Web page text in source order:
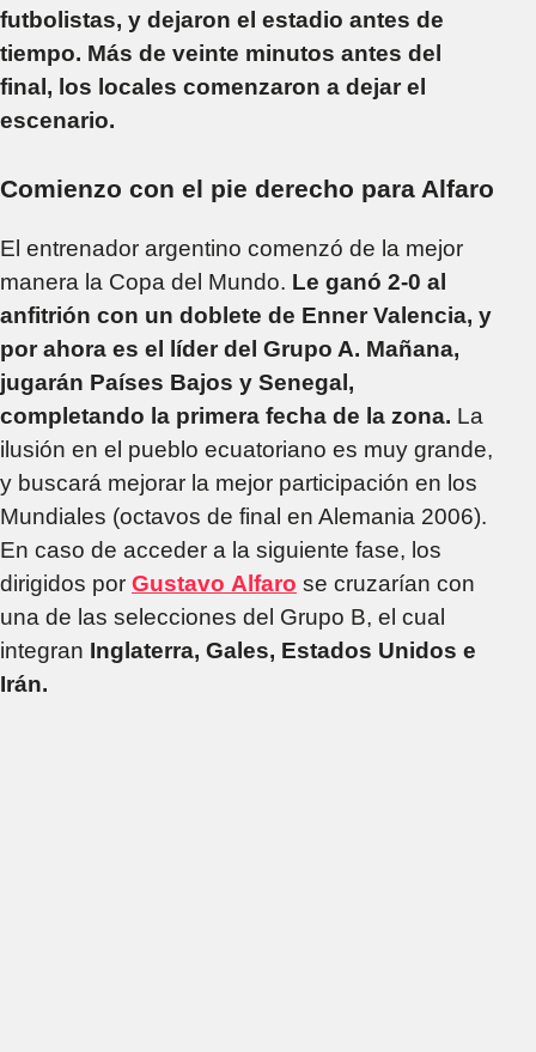
futbolistas, y dejaron el estadio antes de
tiempo. Más de veinte minutos antes del
final, los locales comenzaron a dejar el
escenario.
Comienzo con el pie derecho para Alfaro
El entrenador argentino comenzó de la mejor
manera la Copa del Mundo. Le ganó 2-0 al
anfitrión con un doblete de Enner Valencia, y
por ahora es el líder del Grupo A. Mañana,
jugarán Países Bajos y Senegal,
completando la primera fecha de la zona. La
ilusión en el pueblo ecuatoriano es muy grande,
y buscará mejorar la mejor participación en los
Mundiales (octavos de final en Alemania 2006).
En caso de acceder a la siguiente fase, los
dirigidos por Gustavo Alfaro se cruzarían con
una de las selecciones del Grupo B, el cual
integran Inglaterra, Gales, Estados Unidos e
Irán.